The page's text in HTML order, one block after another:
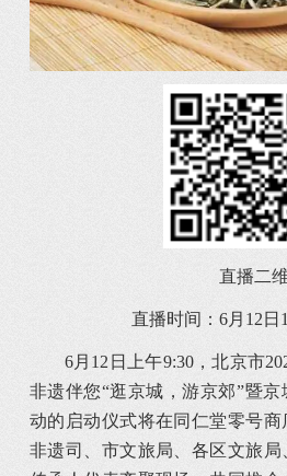
直播二
直播时间：6月12
6月12日上午9:30，北京市
非遗伴您“逛京城，游京郊”暨
动的启动仪式将在同仁堂零号
非遗司、市文旅局、各区文旅